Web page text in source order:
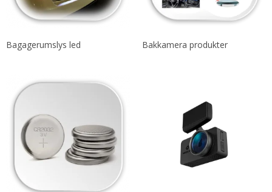
Bagagerumslys led Bakkamera produkter